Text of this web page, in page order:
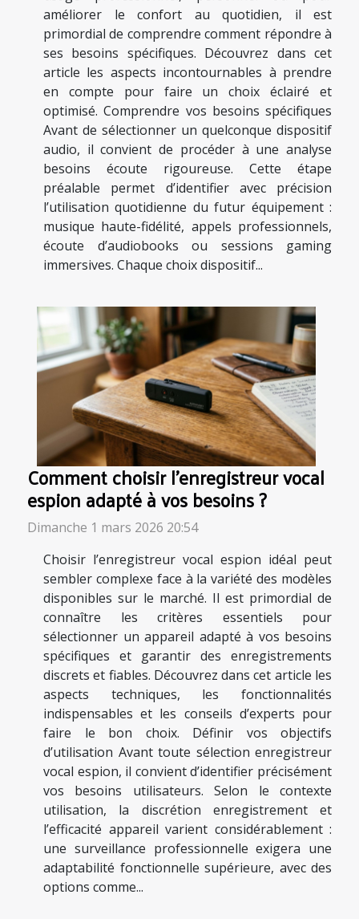
améliorer le confort au quotidien, il est
primordial de comprendre comment répondre à
ses besoins spécifiques. Découvrez dans cet
article les aspects incontournables à prendre
en compte pour faire un choix éclairé et
optimisé. Comprendre vos besoins spécifiques
Avant de sélectionner un quelconque dispositif
audio, il convient de procéder à une analyse
besoins écoute rigoureuse. Cette étape
préalable permet d’identifier avec précision
l’utilisation quotidienne du futur équipement :
musique haute-fidélité, appels professionnels,
écoute d’audiobooks ou sessions gaming
immersives. Chaque choix dispositif...
Comment choisir l'enregistreur vocal
espion adapté à vos besoins ?
Dimanche 1 mars 2026 20:54
Choisir l’enregistreur vocal espion idéal peut
sembler complexe face à la variété des modèles
disponibles sur le marché. Il est primordial de
connaître les critères essentiels pour
sélectionner un appareil adapté à vos besoins
spécifiques et garantir des enregistrements
discrets et fiables. Découvrez dans cet article les
aspects techniques, les fonctionnalités
indispensables et les conseils d’experts pour
faire le bon choix. Définir vos objectifs
d’utilisation Avant toute sélection enregistreur
vocal espion, il convient d’identifier précisément
vos besoins utilisateurs. Selon le contexte
utilisation, la discrétion enregistrement et
l’efficacité appareil varient considérablement :
une surveillance professionnelle exigera une
adaptabilité fonctionnelle supérieure, avec des
options comme...